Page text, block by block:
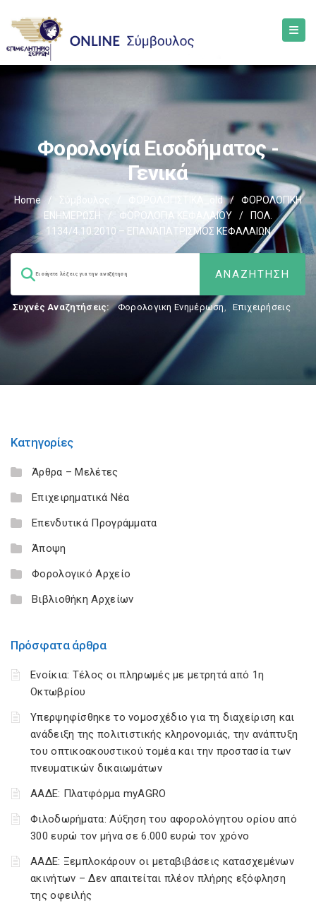
Φορολογία Εισοδήματος -
Γενικά
Home / Σύμβουλος ΦΟΡΟΛΟΓΙΣΤΙΚΑ_old /
ΦΟΡΟΛΟΓΙΚΗ
ΕΝΗΜΕΡΩΣΗ
/ ΦΟΡΟΛΟΓΙΑ ΚΕΦΑΛΑΙΟΥ /
ΠΟΛ.
1134/4.10.2010 – ΕΠΑΝΑΠΑΤΡΙΣΜΟΣ ΚΕΦΑΛΑΙΩΝ
Συχνές Αναζητήσεις: Φορολογικη Ενημέρωση, Επιχειρήσεις
Κατηγορίες
Άρθρα – Μελέτες
Επιχειρηματικά Νέα
Επενδυτικά Προγράμματα
Άποψη
Φορολογικό Αρχείο
Βιβλιοθήκη Αρχείων
Πρόσφατα άρθρα
Ενοίκια: Τέλος οι πληρωμές με μετρητά από 1η
Οκτωβρίου
Υπερψηφίσθηκε το νομοσχέδιο για τη διαχείριση και
ανάδειξη της πολιτιστικής κληρονομιάς, την ανάπτυξη
του οπτικοακουστικού τομέα και την προστασία των
πνευματικών δικαιωμάτων
ΑΑΔΕ: Πλατφόρμα myAGRO
Φιλοδωρήματα: Αύξηση του αφορολόγητου ορίου από
300 ευρώ τον μήνα σε 6.000 ευρώ τον χρόνο
ΑΑΔΕ: Ξεμπλοκάρουν οι μεταβιβάσεις κατασχεμένων
ακινήτων – Δεν απαιτείται πλέον πλήρης εξόφληση
της οφειλής